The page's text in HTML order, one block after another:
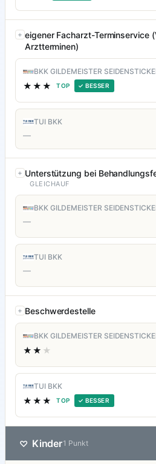
eigener Facharzt-Terminservice
Arztterminen)
BKK GILDEMEISTER
★★★ TOP ✓ BESSER
TUI BKK
—
Unterstützung bei
GLEICHAUF
BKK GILDEMEISTER
—
TUI BKK
—
Beschwerdestelle
BKK GILDEMEISTER
★★ ★
TUI BKK
★★★ TOP ✓ BESSER
♡ Kinder1 Punkt